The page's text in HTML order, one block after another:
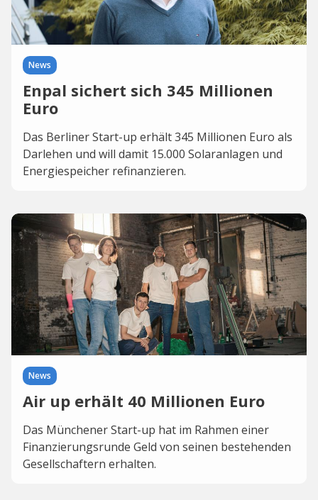
News
Enpal sichert sich 345 Millionen
Euro
Das Berliner Start-up erhält 345 Millionen Euro als
Darlehen und will damit 15.000 Solaranlagen und
Energiespeicher refinanzieren.
News
Air up erhält 40 Millionen Euro
Das Münchener Start-up hat im Rahmen einer
Finanzierungsrunde Geld von seinen bestehenden
Gesellschaftern erhalten.